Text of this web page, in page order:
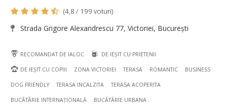
(4,8 / 199 voturi)
Strada Grigore Alexandrescu 77, Victoriei, București
RECOMANDAT DE IALOC DE IEȘIT CU PRIETENII
DE IEȘIT CU COPIII ZONA VICTORIEI TERASA ROMANTIC BUSINESS
DOG FRIENDLY TERASA INCALZITA TERASA ACOPERITA
BUCÃTÃRIE INTERNAȚIONALĂ BUCÃTÃRIE URBANA